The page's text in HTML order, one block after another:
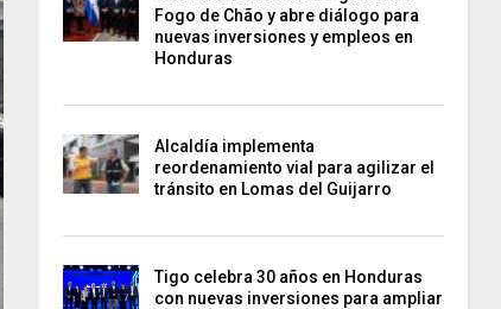
Fogo de Chão y abre diálogo para
nuevas inversiones y empleos en
Honduras
Alcaldía implementa
reordenamiento vial para agilizar el
tránsito en Lomas del Guijarro
Tigo celebra 30 años en Honduras
con nuevas inversiones para ampliar